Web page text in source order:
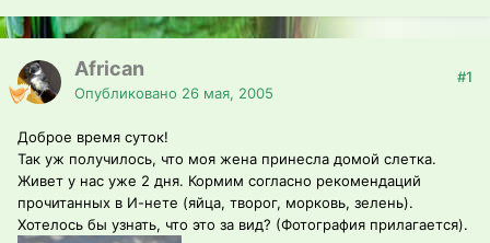
African
Опубликовано 26 мая, 2005
#1
Доброе время суток!
Так уж получилось, что моя жена принесла домой слетка.
Живет у нас уже 2 дня. Кормим согласно рекомендаций
прочитанных в И-нете (яйца, творог, морковь, зелень).
Хотелось бы узнать, что это за вид? (Фотография прилагается).